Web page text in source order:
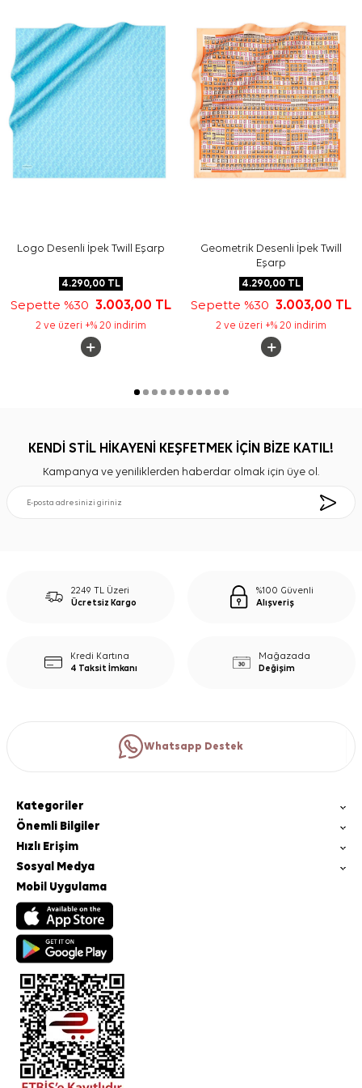
izleyiniz. İpek ve hassas eşarplarda nazik bakım
gerektiğindeAker İpek Eşarp Şampuanıkullanmayı tercih
edebilirsiniz.
Sıkça Sorulan Sorular
Mavi İpek Kare Logo Desenli Eşarp ölçüsü nedir?
Bu eşarp hangi desene sahiptir?
Ürün hangi kalite bilgisini taşır?
Mavi ipek eşarp nasıl kombinlenir?
Logo Desenli İpek Twill Eşarp
4.290,00TL
Sepette %30 3.003,00 TL
2 ve üzeri +% 20 indirim
Geometrik Desenli İpek Twill
Eşarp
4.290,00 TL
Sepette %303.003,00 TL
2 ve üzeri +% 20 indirim
KENDİ STİL HİKAYENİ KEŞFETMEK İÇİN BİZE KATIL!
Kampanya ve yeniliklerden haberdar olmak için üye ol.
2249 TL Üzeri
Ücretsiz Kargo
%100 Güvenli
Alışveriş
Kredi Kartına
4 Taksit İmkanı
Mağazada
Değişim
Whatsapp Destek
Kategoriler
Önemli Bilgiler
Hızlı Erişim
Sosyal Medya
Mobil Uygulama